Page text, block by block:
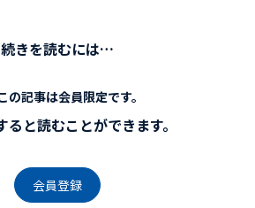
続きを読むには…
の記事は会員限定です。
ると読むことができます。
会員登録